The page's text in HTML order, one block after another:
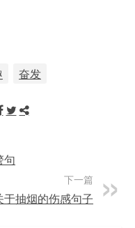
奋发
句
下一篇
于抽烟的伤感句子